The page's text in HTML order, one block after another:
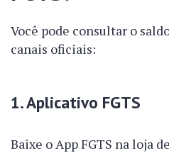
Você pode consultar o
canais oficiais:
1. Aplicativo FGTS
Baixe o App FGTS na loja